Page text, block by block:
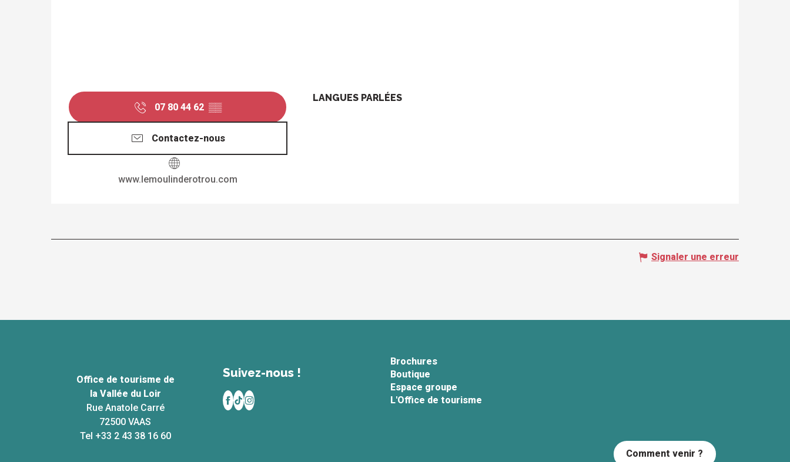
07 80 44 62 ▒▒
Contactez-nous
www.lemoulinderotrou.com
LANGUES PARLÉES
LANGUES PARLÉES
Signaler une erreur
Office de tourisme de
la Vallée du Loir
Rue Anatole Carré
72500 VAAS
Tel +33 2 43 38 16 60
Suivez-nous !
Brochures
Boutique
Espace groupe
L'Office de tourisme
Comment venir ?